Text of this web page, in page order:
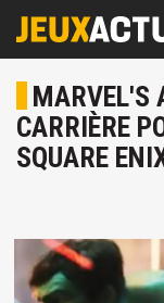
MARVEL'S
CARRIÈRE
SQUARE